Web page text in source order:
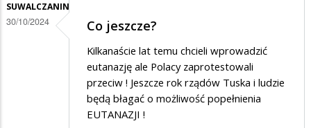
SUWALCZANIN
30/10/2024 Co jeszcze?
Kilkanaście lat temu chcieli wprowadzić
eutanazję ale Polacy zaprotestowali
przeciw ! Jeszcze rok rządów Tuska i ludzie
będą błagać o możliwość popełnienia
EUTANAZJI !